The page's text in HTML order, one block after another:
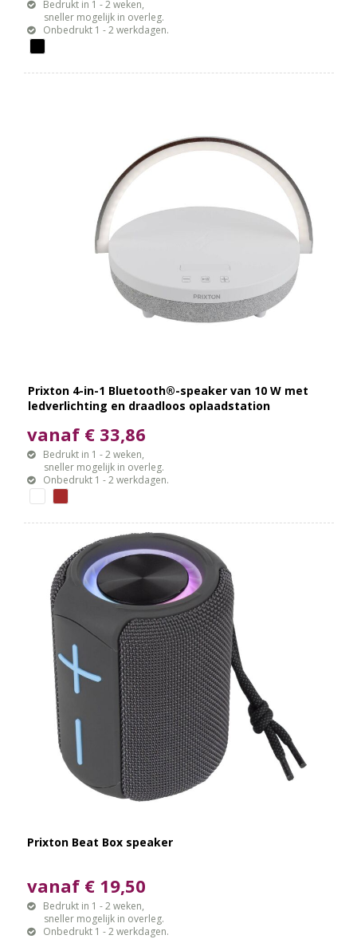
Bedrukt in 1 - 2 weken,
sneller mogelijk in overleg.
Onbedrukt 1 - 2 werkdagen.
Prixton 4-in-1 Bluetooth®-speaker van 10 W met
ledverlichting en draadloos oplaadstation
vanaf € 33,86
Bedrukt in 1 - 2 weken,
sneller mogelijk in overleg.
Onbedrukt 1 - 2 werkdagen.
Prixton Beat Box speaker
vanaf € 19,50
Bedrukt in 1 - 2 weken,
sneller mogelijk in overleg.
Onbedrukt 1 - 2 werkdagen.